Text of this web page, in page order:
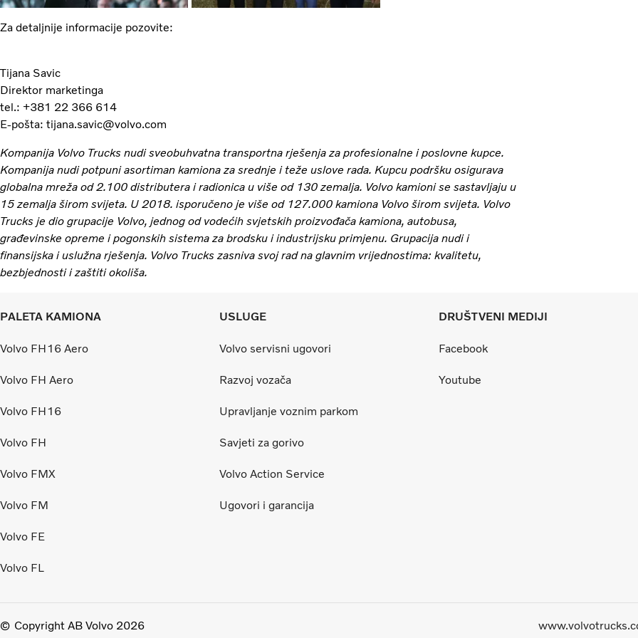
Za detaljnije informacije pozovite:
Tijana Savic
Direktor marketinga
tel.: +381 22 366 614
E-pošta: tijana.savic@volvo.com
Kompanija Volvo Trucks nudi sveobuhvatna transportna rješenja za profesionalne i poslovne kupce.
Kompanija nudi potpuni asortiman kamiona za srednje i teže uslove rada. Kupcu podršku osigurava
globalna mreža od 2.100 distributera i radionica u više od 130 zemalja. Volvo kamioni se sastavljaju u
15 zemalja širom svijeta. U 2018. isporučeno je više od 127.000 kamiona Volvo širom svijeta. Volvo
Trucks je dio grupacije Volvo, jednog od vodećih svjetskih proizvođača kamiona, autobusa,
građevinske opreme i pogonskih sistema za brodsku i industrijsku primjenu. Grupacija nudi i
finansijska i uslužna rješenja. Volvo Trucks zasniva svoj rad na glavnim vrijednostima: kvalitetu,
bezbjednosti i zaštiti okoliša.
PALETA KAMIONA
Volvo FH16 Aero
Volvo FH Aero
Volvo FH16
Volvo FH
Volvo FMX
Volvo FM
Volvo FE
Volvo FL
USLUGE
Volvo servisni ugovori
Razvoj vozača
Upravljanje voznim parkom
Savjeti za gorivo
Volvo Action Service
Ugovori i garancija
DRUŠTVENI MEDIJI
Facebook
Youtube
Copyright AB Volvo 2026